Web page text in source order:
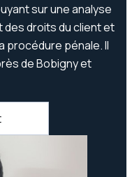
sur une analyse
droits du client et
procédure pénale. Il
de Bobigny et